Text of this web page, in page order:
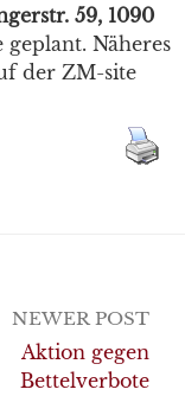
59, 1090
Näheres
der ZM-site
NEWER POST
Aktion gegen
Bettelverbote